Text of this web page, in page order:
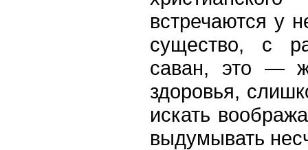
встречаются у
существо, с
саван, это —
здоровья,
искать
выдумывать